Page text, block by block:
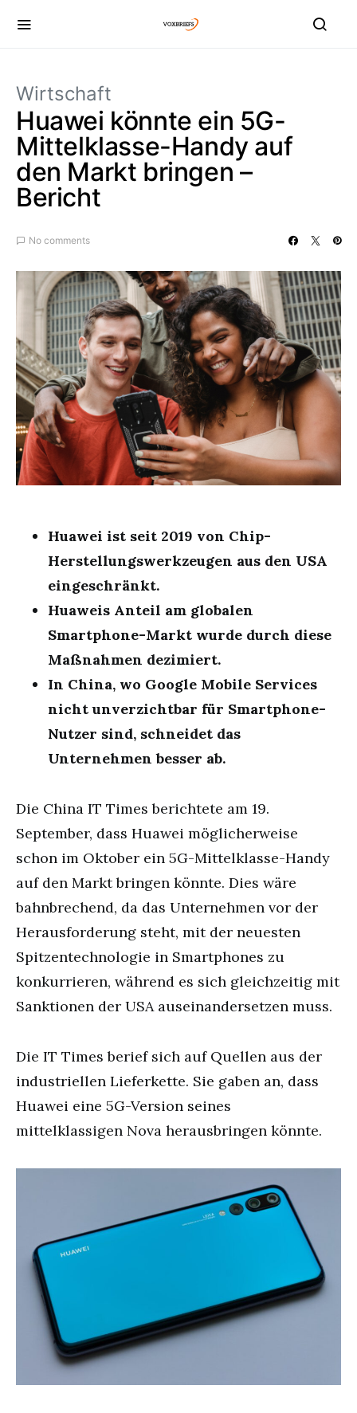
Wirtschaft
Huawei könnte ein 5G-
Mittelklasse-Handy auf
den Markt bringen –
Bericht
No comments
Huawei ist seit 2019 von Chip-
Herstellungswerkzeugen aus den USA
eingeschränkt.
Huaweis Anteil am globalen
Smartphone-Markt wurde durch diese
Maßnahmen dezimiert.
In China, wo Google Mobile Services
nicht unverzichtbar für Smartphone-
Nutzer sind, schneidet das
Unternehmen besser ab.
Die China IT Times berichtete am 19.
September, dass Huawei möglicherweise
schon im Oktober ein 5G-Mittelklasse-Handy
auf den Markt bringen könnte. Dies wäre
bahnbrechend, da das Unternehmen vor der
Herausforderung steht, mit der neuesten
Spitzentechnologie in Smartphones zu
konkurrieren, während es sich gleichzeitig mit
Sanktionen der USA auseinandersetzen muss.
Die IT Times berief sich auf Quellen aus der
industriellen Lieferkette. Sie gaben an, dass
Huawei eine 5G-Version seines
mittelklassigen Nova herausbringen könnte.